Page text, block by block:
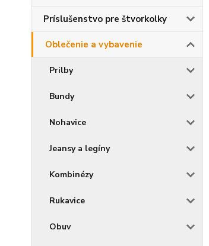
Príslušenstvo pre štvorkolky
Oblečenie a vybavenie
Prilby
Bundy
Nohavice
Jeansy a legíny
Kombinézy
Rukavice
Obuv